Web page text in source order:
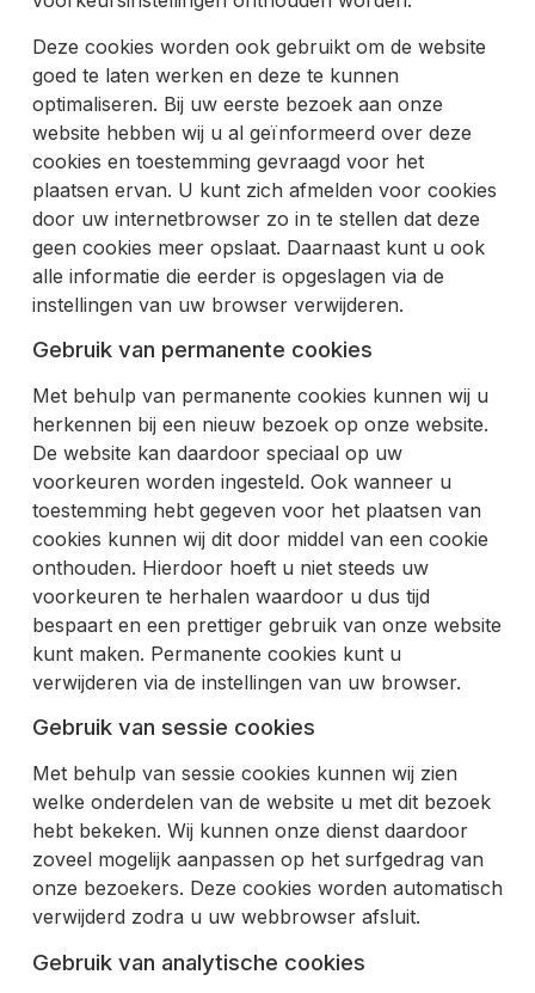
Deze cookies worden ook gebruikt om de website
goed te laten werken en deze te kunnen
optimaliseren. Bij uw eerste bezoek aan onze
website hebben wij u al geïnformeerd over deze
cookies en toestemming gevraagd voor het
plaatsen ervan. U kunt zich afmelden voor cookies
door uw internetbrowser zo in te stellen dat deze
geen cookies meer opslaat. Daarnaast kunt u ook
alle informatie die eerder is opgeslagen via de
instellingen van uw browser verwijderen.
Gebruik van permanente cookies
Met behulp van permanente cookies kunnen wij u
herkennen bij een nieuw bezoek op onze website.
De website kan daardoor speciaal op uw
voorkeuren worden ingesteld. Ook wanneer u
toestemming hebt gegeven voor het plaatsen van
cookies kunnen wij dit door middel van een cookie
onthouden. Hierdoor hoeft u niet steeds uw
voorkeuren te herhalen waardoor u dus tijd
bespaart en een prettiger gebruik van onze website
kunt maken. Permanente cookies kunt u
verwijderen via de instellingen van uw browser.
Gebruik van sessie cookies
Met behulp van sessie cookies kunnen wij zien
welke onderdelen van de website u met dit bezoek
hebt bekeken. Wij kunnen onze dienst daardoor
zoveel mogelijk aanpassen op het surfgedrag van
onze bezoekers. Deze cookies worden automatisch
verwijderd zodra u uw webbrowser afsluit.
Gebruik van analytische cookies